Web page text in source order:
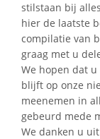
stilstaan bij
hier de laatste
compilatie van
graag met u
We hopen dat
blijft op onze
meenemen in
gebeurd mede
We danken u